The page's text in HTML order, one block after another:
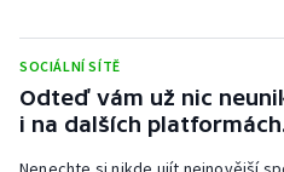
Triatlon
Veslování
Vodní slalom
SOCIÁLNÍ SÍTĚ
Odteď vám už nic
i na dalších